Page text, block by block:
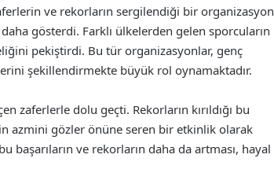
ve rekorların sergilendiği bir organizasyon
gösterdi. Farklı ülkelerden gelen sporcuların
pekiştirdi. Bu tür organizasyonlar, genç
şekillendirmekte büyük rol oynamaktadır.
zaferlerle dolu geçti. Rekorların kırıldığı bu
azmini gözler önüne seren bir etkinlik olarak
başarıların ve rekorların daha da artması, hayal